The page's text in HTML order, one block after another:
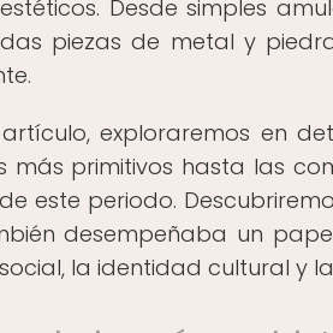
Desde simples
piezas de metal y
artículo, exploraremos en
más primitivos hasta las
este periodo.
desempeñaba un
la identidad cultural y